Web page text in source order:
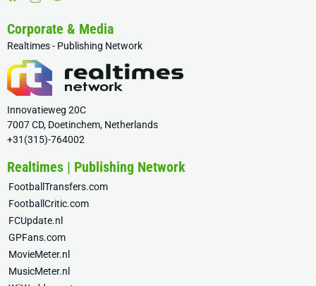
Corporate & Media
Realtimes - Publishing Network
Innovatieweg 20C
7007 CD, Doetinchem, Netherlands
+31(315)-764002
Realtimes | Publishing Network
FootballTransfers.com
FootballCritic.com
FCUpdate.nl
GPFans.com
MovieMeter.nl
MusicMeter.nl